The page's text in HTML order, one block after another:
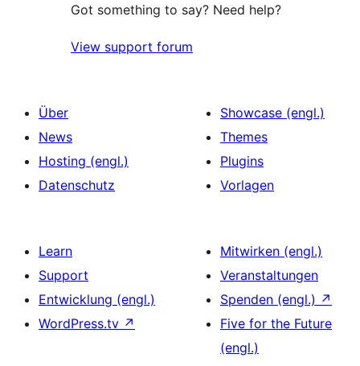
Got something to say? Need help?
View support forum
Über
News
Hosting (engl.)
Datenschutz
Showcase (engl.)
Themes
Plugins
Vorlagen
Learn
Support
Entwicklung (engl.)
WordPress.tv ↗
Mitwirken (engl.)
Veranstaltungen
Spenden (engl.) ↗
Five for the Future
(engl.)